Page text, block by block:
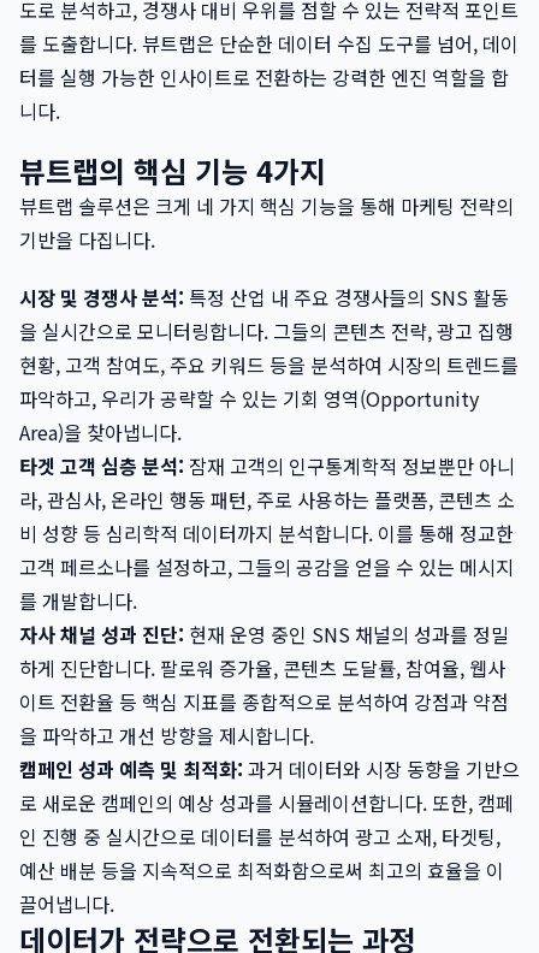
도로 분석하고, 경쟁사 대비 우위를 점할 수 있는 전략적 포인트
를 도출합니다. 뷰트랩은 단순한 데이터 수집 도구를 넘어, 데이
터를 실행 가능한 인사이트로 전환하는 강력한 엔진 역할을 합
니다.
뷰트랩의 핵심 기능 4가지
뷰트랩 솔루션은 크게 네 가지 핵심 기능을 통해 마케팅 전략의
기반을 다집니다.
시장 및 경쟁사 분석: 특정 산업 내 주요 경쟁사들의 SNS 활동
을 실시간으로 모니터링합니다. 그들의 콘텐츠 전략, 광고 집행
현황, 고객 참여도, 주요 키워드 등을 분석하여 시장의 트렌드를
파악하고, 우리가 공략할 수 있는 기회 영역(Opportunity
Area)을 찾아냅니다.
타겟 고객 심층 분석: 잠재 고객의 인구통계학적 정보뿐만 아니
라, 관심사, 온라인 행동 패턴, 주로 사용하는 플랫폼, 콘텐츠 소
비 성향 등 심리학적 데이터까지 분석합니다. 이를 통해 정교한
고객 페르소나를 설정하고, 그들의 공감을 얻을 수 있는 메시지
를 개발합니다.
자사 채널 성과 진단: 현재 운영 중인 SNS 채널의 성과를 정밀
하게 진단합니다. 팔로워 증가율, 콘텐츠 도달률, 참여율, 웹사
이트 전환율 등 핵심 지표를 종합적으로 분석하여 강점과 약점
을 파악하고 개선 방향을 제시합니다.
캠페인 성과 예측 및 최적화: 과거 데이터와 시장 동향을 기반으
로 새로운 캠페인의 예상 성과를 시뮬레이션합니다. 또한, 캠페
인 진행 중 실시간으로 데이터를 분석하여 광고 소재, 타겟팅,
예산 배분 등을 지속적으로 최적화함으로써 최고의 효율을 이
끌어냅니다.
데이터가 전략으로 전환되는 과정